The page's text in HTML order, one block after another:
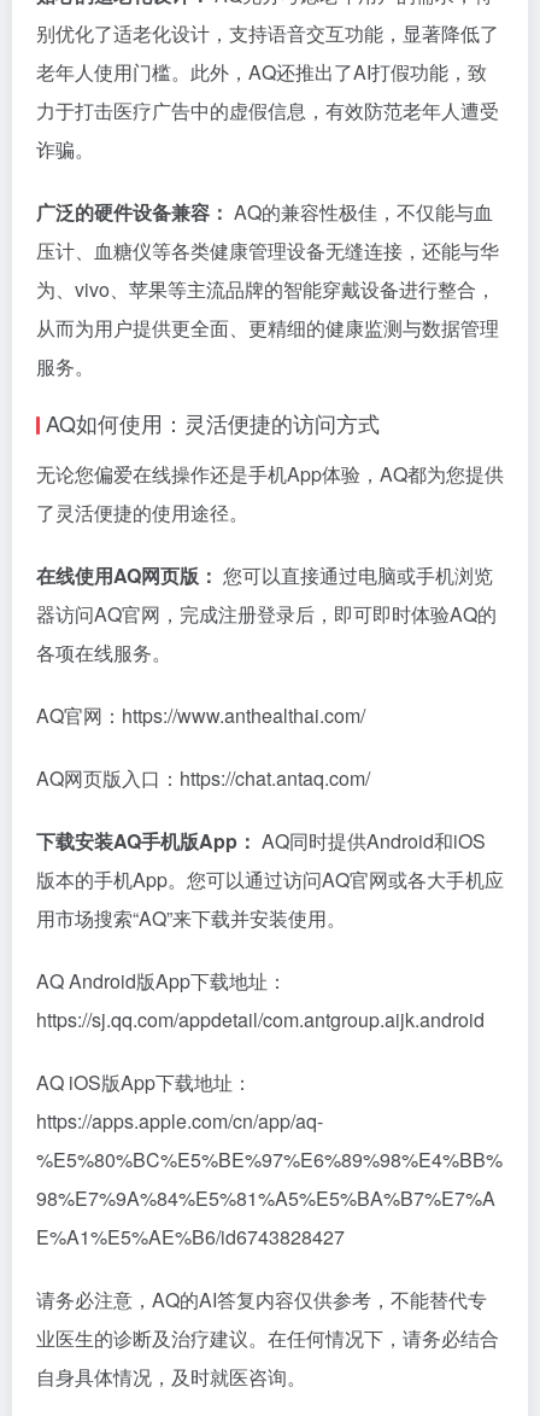
别优化了适老化设计，支持语音交互功能，显著降低了
老年人使用门槛。此外，AQ还推出了AI打假功能，致
力于打击医疗广告中的虚假信息，有效防范老年人遭受
诈骗。
广泛的硬件设备兼容： AQ的兼容性极佳，不仅能与血
压计、血糖仪等各类健康管理设备无缝连接，还能与华
为、vivo、苹果等主流品牌的智能穿戴设备进行整合，
从而为用户提供更全面、更精细的健康监测与数据管理
服务。
AQ如何使用：灵活便捷的访问方式
无论您偏爱在线操作还是手机App体验，AQ都为您提供
了灵活便捷的使用途径。
在线使用AQ网页版： 您可以直接通过电脑或手机浏览
器访问AQ官网，完成注册登录后，即可即时体验AQ的
各项在线服务。
AQ官网：https://www.anthealthai.com/
AQ网页版入口：https://chat.antaq.com/
下载安装AQ手机版App： AQ同时提供Android和iOS
版本的手机App。您可以通过访问AQ官网或各大手机应
用市场搜索“AQ”来下载并安装使用。
AQ Android版App下载地址：
https://sj.qq.com/appdetail/com.antgroup.aijk.android
AQ iOS版App下载地址：
https://apps.apple.com/cn/app/aq-
%E5%80%BC%E5%BE%97%E6%89%98%E4%BB%
98%E7%9A%84%E5%81%A5%E5%BA%B7%E7%A
E%A1%E5%AE%B6/id6743828427
请务必注意，AQ的AI答复内容仅供参考，不能替代专
业医生的诊断及治疗建议。在任何情况下，请务必结合
自身具体情况，及时就医咨询。